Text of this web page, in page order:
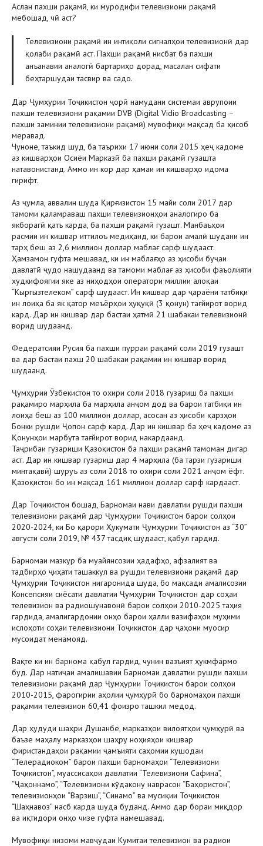
Аслан пахши рақамӣ, ки муродифи телевизиони рақамӣ
мебошад, чӣ аст?
Телевизиони рақамӣ ин интиқоли сигналҳои телевизионӣ дар
қолаби рақамӣ аст. Пахши рақамӣ нисбат ба пахши
анъанавии аналогӣ бартариҳо дорад, масалан сифати
беҳтаршудаи тасвир ва садо.
Дар Ҷумҳурии Тоҷикистон ҷорӣ намудани системаи аврупоии
пахши телевизиони рақамии DVB (Digital Vidio Broadcasting –
пахши заминии телевизиони рақамӣ) мувофиқи мақсад ба ҳисоб
меравад.
Чуноне, таъкид шуд, ба таърихи 17 июни соли 2015 ҳеҷ кадоме
аз кишварҳои Осиёи Марказӣ ба пахши рақамӣ гузашта
натавонистанд. Аммо ин кор дар ҳамаи ин кишварҳо идома
гирифт.
Аз ҷумла, аввалин шуда Қирғизистон 15 майи соли 2017 дар
тамоми қаламраваш пахши телевизионҳои аналогиро ба
якборагӣ қатъ карда, ба пахши рақамӣ гузашт. Манбаъҳои
расмии ин кишвар иттилоъ медиҳанд, ки барои амалӣ шудани ин
тарҳ беш аз 2,6 миллион доллар маблағ сарф шудааст.
Ҳамзамон гуфта мешавад, ки ин маблағҳо аз ҳисоби буҷаи
давлатӣ ҷудо нашудаанд ва тамоми маблағ аз ҳисоби фаъолияти
худкифоягии яке аз ниҳодҳои оператори миллии алоқаи
“Кыргызтелеком” сарф шудааст. Ин кишвар дар ҷараёни татбиқи
ин лоиҳа ба як қатор меъёрҳои ҳуқуқӣ (3 қонун) тағйирот ворид
кард. Дар ин кишвар дар бастаи ҳатмӣ 21 шабакаи телевизионӣ
ворид шудаанд.
Федератсияи Русия ба пахши пурраи рақамӣ соли 2019 гузашт
ва дар бастаи пахш 20 шабакаи рақамии ин кишвар ворид
шудаанд.
Ҷумҳурии Ӯзбекистон то охири соли 2018 гузариш ба пахши
рақамиро марҳила ба марҳила анҷом дод ва барои татбиқи ин
лоиҳа беш аз 100 миллион доллар, асосан аз ҳисоби қарзҳои
Бонки рушди Ҷопон сарф кард. Дар ин кишвар ба ҳеҷ кадоме аз
Қонунҳои марбута тағйирот ворид накардаанд.
Таҷрибаи гузариши Қазоқистон ба пахши рақамӣ тамоман дигар
аст. Дар ин кишвар гузариш дар 4 марҳила (ба тарзи гузариши
минтақавӣ) шуруъ аз соли 2018 то охири соли 2021 анҷом ёфт.
Қазоқистон бо ин мақсад 161 миллион доллар сарф кардааст.
Дар Тоҷикистон бошад, Барномаи нави давлатии рушди пахши
телевизиони рақамӣ дар Ҷумҳурии Тоҷикистон барои солҳои
2020-2024, ки Бо қарори Ҳукумати Ҷумҳурии Тоҷикистон аз “30”
августи соли 2019, № 437 тасдиқ шудааст, қабул гардид.
Барномаи мазкур ба муайянсозии ҳадафҳо, афзалият ва
тадбирҳо ҷиҳати ташаккул ва рушди телевизиони рақамӣ дар
Ҷумҳурии Тоҷикистон нигаронида шуда, бо мақсади амалисозии
Консепсияи сиёсати давлатии Ҷумҳурии Тоҷикистон дар соҳаи
телевизион ва радиошунавонӣ барои солҳои 2010-2025 таҳия
гардида, амалигардонии онҳо барои ҳалли вазифаҳои муҳими
ислоҳоти соҳаи телевизиони Тоҷикистон дар ҷаҳони муосир
мусоидат менамояд.
Вақте ки ин барнома қабул гардид, чунин вазъият ҳукмфармо
буд. Дар натиҷаи амалишавии Барномаи давлатии рушди пахши
телевизиони рақамӣ дар Ҷумҳурии Тоҷикистон барои солҳои
2010-2015, фарогирии аҳолии ҷумҳурӣ бо барномаҳои пахши
рақамии телевизион 60,41 фоизро ташкил медод.
Дар ҳудуди шаҳри Душанбе, марказҳои вилоятҳои ҷумҳурӣ ва
баъзе маҳалу марказҳои шаҳру ноҳияҳои кишвар
фиристандаҳои рақамии ҷамъияти саҳомии кушодаи
“Телерадиоком” барои пахши барномаҳои “Телевизиони
Тоҷикистон”, муассисаҳои давлатии “Телевизиони Сафина”,
“Ҷаҳоннамо”, “Телевизиони кўдакону наврасон “Баҳористон”,
телевизионҳои “Варзиш”, “Синамо” ва мусиқии Тоҷикистон
“Шаҳнавоз” насб карда шуда буданд. Аммо дар бораи миқдор
ва иқтидори онҳо чизе гуфта намешавад.
Мувофиқи низоми мавҷудаи Кумитаи телевизион ва радиои